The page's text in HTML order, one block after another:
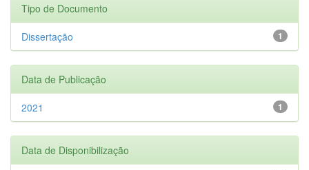
Tipo de Documento
1
Dissertação
Data de Publicação
1
2021
Data de Disponibilização